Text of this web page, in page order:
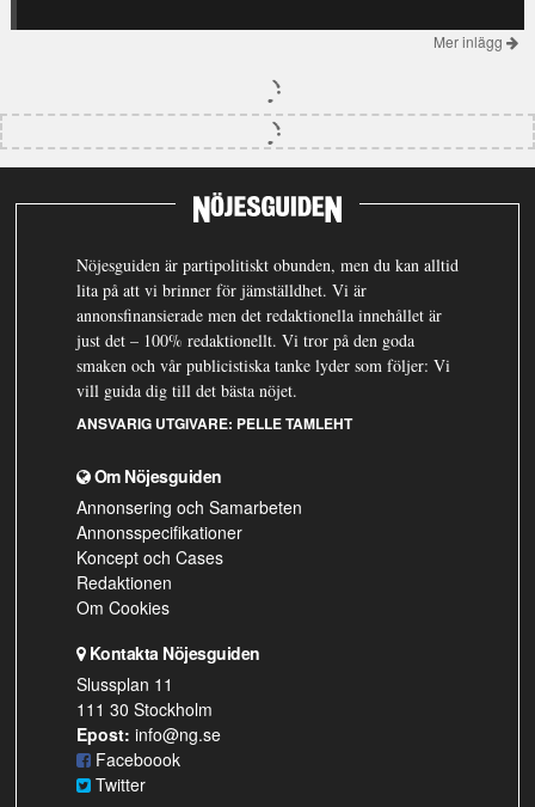
Mer inlägg
Nöjesguiden är partipolitiskt obunden, men du kan alltid
lita på att vi brinner för jämställdhet. Vi är
annonsfinansierade men det redaktionella innehållet är
just det – 100% redaktionellt. Vi tror på den goda
smaken och vår publicistiska tanke lyder som följer: Vi
vill guida dig till det bästa nöjet.
ANSVARIG UTGIVARE: PELLE TAMLEHT
Om Nöjesguiden
Annonsering och Samarbeten
Annonsspecifikationer
Koncept och Cases
Redaktionen
Om Cookies
Kontakta Nöjesguiden
Slussplan 11
111 30 Stockholm
Epost: info@ng.se
Faceboook
Twitter